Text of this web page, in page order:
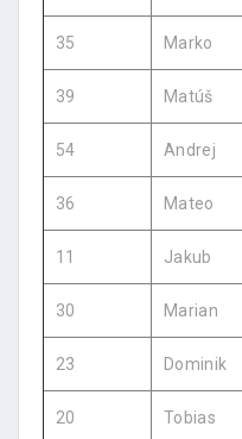
35 Marko
39 Matúš
54 Andrej
36 Mateo
11 Jakub
30 Marian
23 Dominik
20 Tobias